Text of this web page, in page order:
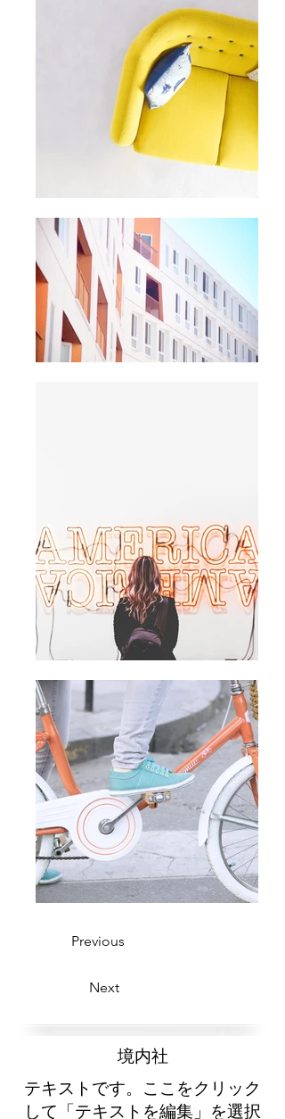
Previous
Next
​境内社
テキストです。ここをクリック
して「テキストを編集」を選択